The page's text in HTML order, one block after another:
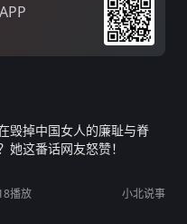
毁掉中国女人的廉耻与脊
她这番话网友怒赞！
播放 小北说事